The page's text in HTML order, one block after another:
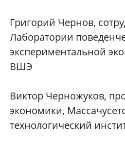
Григорий Чернов,
Лаборатории
экспериментальной
ВШЭ
Виктор Черножуков,
экономики,
технологический